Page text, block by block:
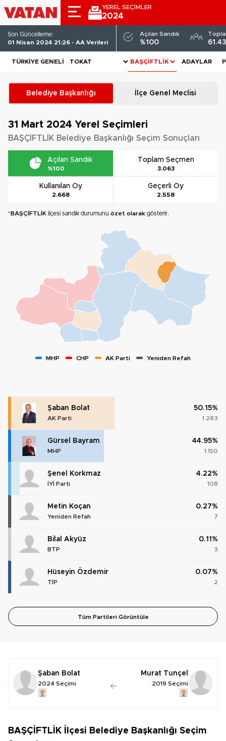
YEREL SEÇİMLER
2024
Son Güncelleme:
01 Nisan 2024 21:26 - AA Verileri
Açılan Sandık
%100
TÜRKIYE GENELI ADAYLAR
Belediye Başkanlığı İlçe Genel Meclisi
31 Mart 2024 Yerel Seçimleri
BAŞÇİFTLİK Belediye Başkanlığı Seçim Sonuçları
Açılan Sandık
%100
Toplam Seçmen
3.063
Kullanılan Oy
2.668
Geçerli Oy
2.558
*BAŞÇİFTLİK ilçesi sandık durumunu özet olarak gösterir.
MHP CHP AK Parti Yeniden Refah
Şaban Bolat
AK Parti
50.15%
1.283
Gürsel Bayram
MHP
44.95%
1.150
Şenel Korkmaz
İYİ Parti
4.22%
108
Metin Koçan
Yeniden Refah
0.27%
7
Bilal Akyüz
BTP
0.11%
3
Hüseyin Özdemir
TİP
0.07%
2
Tüm Partileri Görüntüle
Şaban Bolat
2024 Seçimi
Murat Tunçel
2019 Seçimi
BAŞÇİFTLİK İlçesi Belediye Başkanlığı Seçim